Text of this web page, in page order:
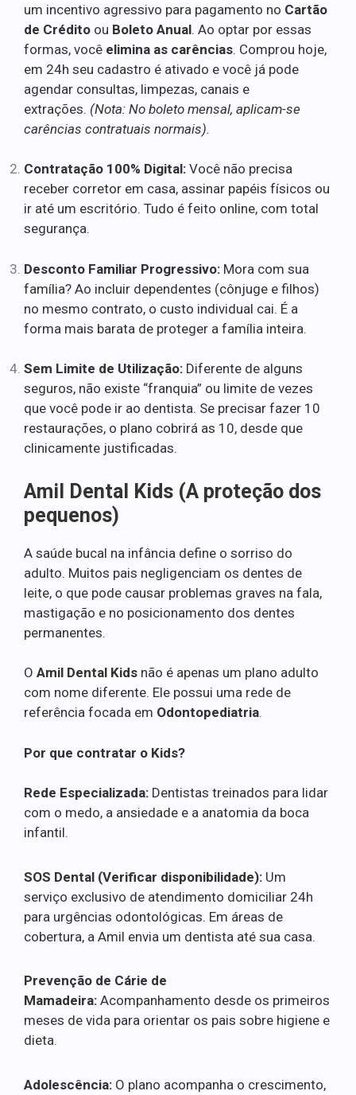
um incentivo agressivo para pagamento no Cartão
de Crédito ou Boleto Anual. Ao optar por essas
formas, você elimina as carências. Comprou hoje,
em 24h seu cadastro é ativado e você já pode
agendar consultas, limpezas, canais e
extrações. (Nota: No boleto mensal, aplicam-se
carências contratuais normais).
Contratação 100% Digital: Você não precisa
receber corretor em casa, assinar papéis físicos ou
ir até um escritório. Tudo é feito online, com total
segurança.
Desconto Familiar Progressivo: Mora com sua
família? Ao incluir dependentes (cônjuge e filhos)
no mesmo contrato, o custo individual cai. É a
forma mais barata de proteger a família inteira.
Sem Limite de Utilização: Diferente de alguns
seguros, não existe “franquia” ou limite de vezes
que você pode ir ao dentista. Se precisar fazer 10
restaurações, o plano cobrirá as 10, desde que
clinicamente justificadas.
Amil Dental Kids (A proteção dos
pequenos)
A saúde bucal na infância define o sorriso do
adulto. Muitos pais negligenciam os dentes de
leite, o que pode causar problemas graves na fala,
mastigação e no posicionamento dos dentes
permanentes.
O Amil Dental Kids não é apenas um plano adulto
com nome diferente. Ele possui uma rede de
referência focada em Odontopediatria.
Por que contratar o Kids?
Rede Especializada: Dentistas treinados para lidar
com o medo, a ansiedade e a anatomia da boca
infantil.
SOS Dental (Verificar disponibilidade): Um
serviço exclusivo de atendimento domiciliar 24h
para urgências odontológicas. Em áreas de
cobertura, a Amil envia um dentista até sua casa.
Prevenção de Cárie de
Mamadeira: Acompanhamento desde os primeiros
meses de vida para orientar os pais sobre higiene e
dieta.
Adolescência: O plano acompanha o crescimento,